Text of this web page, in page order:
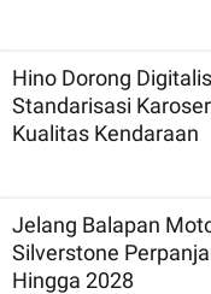
Hino Dorong
Standarisasi
Kualitas Kendaraan
Jelang Balapan
Silverstone
Hingga 2028